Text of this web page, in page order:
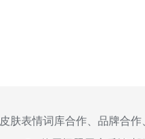
皮肤表情词库合作、品牌合